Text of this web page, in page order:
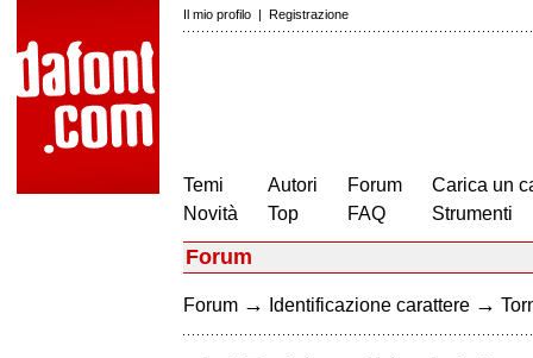
Il mio profilo | Registrazione
Temi
Novità
Autori
Top
Forum
FAQ
Carica un
Strumenti
Forum
Forum → Identificazione carattere →